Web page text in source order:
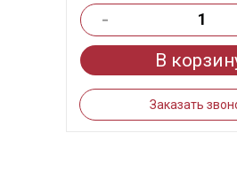
-
В
Заказать